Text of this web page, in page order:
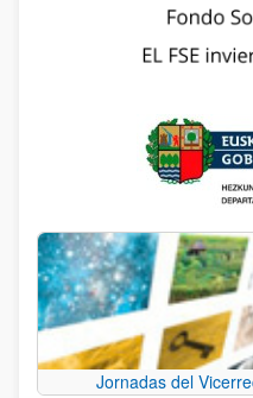
Jornadas del